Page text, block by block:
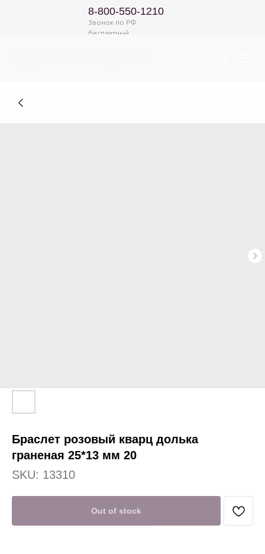
8-800-550-1210
Звонок по РФ
бесплатный
Браслет розовый кварц долька
граненая 25*13 мм 20
SKU: 13310
Out of stock